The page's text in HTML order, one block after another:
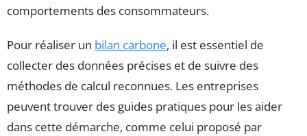
comportements des consommateurs.
Pour réaliser un bilan carbone, il est essentiel de
collecter des données précises et de suivre des
méthodes de calcul reconnues. Les entreprises
peuvent trouver des guides pratiques pour les aider
dans cette démarche, comme celui proposé par